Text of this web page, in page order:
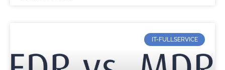
IT-FULLSERVICE